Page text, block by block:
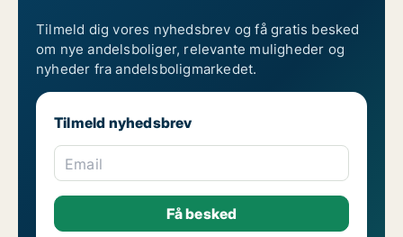
Tilmeld dig vores nyhedsbrev og få gratis besked
om nye andelsboliger, relevante muligheder og
nyheder fra andelsboligmarkedet.
Tilmeld nyhedsbrev
Email